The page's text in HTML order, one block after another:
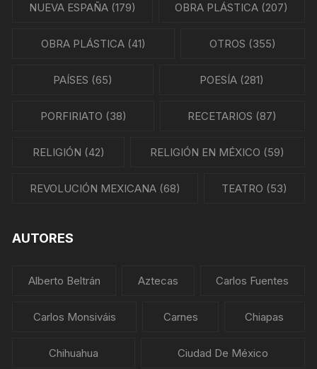
NUEVA ESPAÑA(179) OBRA PLÁSTICA (207)
OBRA PLÁSTICA (41) OTROS (355)
PAÍSES (65) POESÍA (281)
PORFIRIATO (38) RECETARIOS (87)
RELIGIÓN (42) RELIGIÓN EN MÉXICO (59)
REVOLUCIÓN MEXICANA (68) TEATRO (53)
AUTORES
Alberto Beltrán Aztecas Carlos Fuentes
Carlos Monsiváis Carnes Chiapas
Chihuahua Ciudad De México